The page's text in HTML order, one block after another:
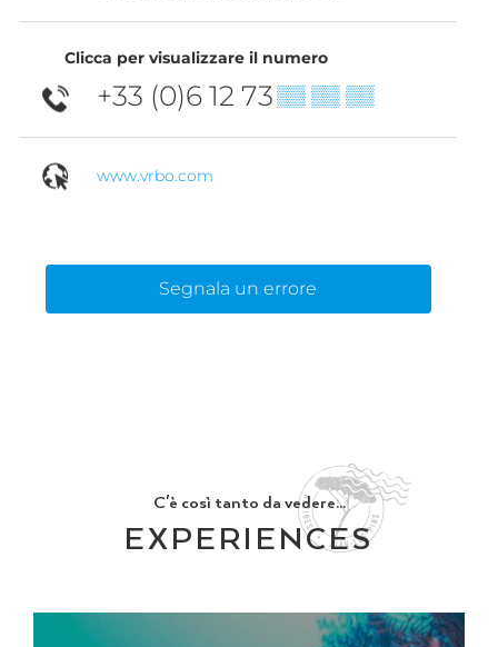
Clicca per visualizzare il numero
+33 (0)6 12 73▒▒ ▒▒ ▒▒
www.vrbo.com
Segnala un errore
C'è così tanto da vedere...
EXPERIENCES